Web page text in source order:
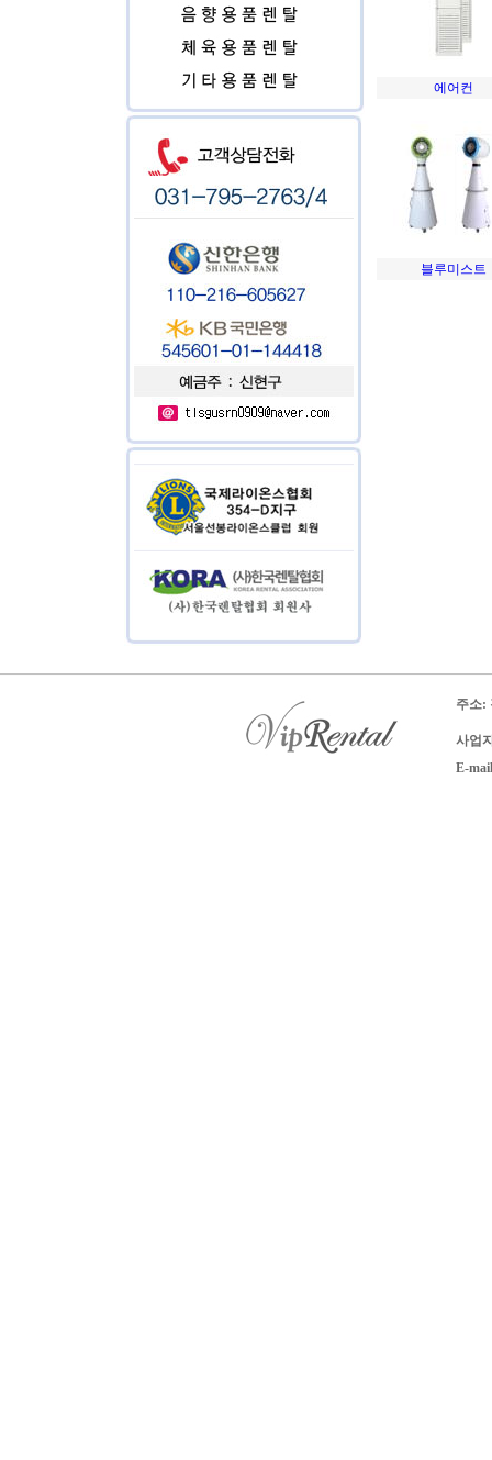
에어컨
블루미스트
주소:
사업
E-